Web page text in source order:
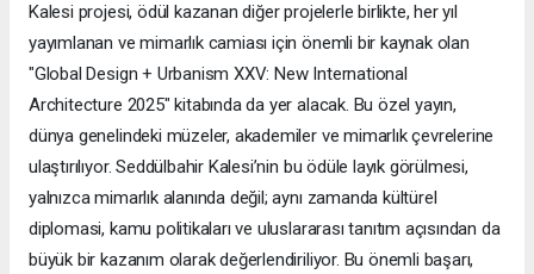
Kalesi projesi, ödül kazanan diğer projelerle birlikte, her yıl
yayımlanan ve mimarlık camiası için önemli bir kaynak olan
"Global Design + Urbanism XXV: New International
Architecture 2025" kitabında da yer alacak. Bu özel yayın,
dünya genelindeki müzeler, akademiler ve mimarlık çevrelerine
ulaştırılıyor. Seddülbahir Kalesi’nin bu ödüle layık görülmesi,
yalnızca mimarlık alanında değil; aynı zamanda kültürel
diplomasi, kamu politikaları ve uluslararası tanıtım açısından da
büyük bir kazanım olarak değerlendiriliyor. Bu önemli başarı,